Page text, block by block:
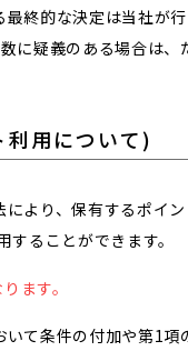
終的な決定は当社が
に疑義のある場合は、
用について)
より、保有するポイ
ることができます。
ます。
て条件の付加や第1項